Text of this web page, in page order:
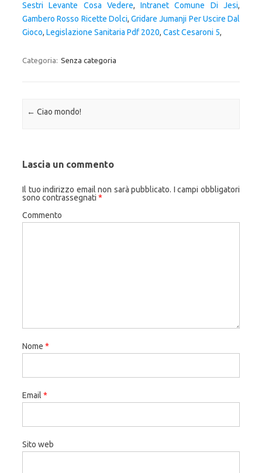
Sestri Levante Cosa Vedere,Intranet Comune Di Jesi,
Gambero Rosso Ricette Dolci, Gridare Jumanji Per Uscire Dal
Gioco, Legislazione Sanitaria Pdf 2020, Cast Cesaroni 5,
Categoria: Senza categoria
Navigazione articolo
← Ciao mondo!
Lascia un commento
Il tuo indirizzo email non sarà pubblicato. I campi obbligatori
sono contrassegnati *
Commento
Nome *
Email *
Sito web